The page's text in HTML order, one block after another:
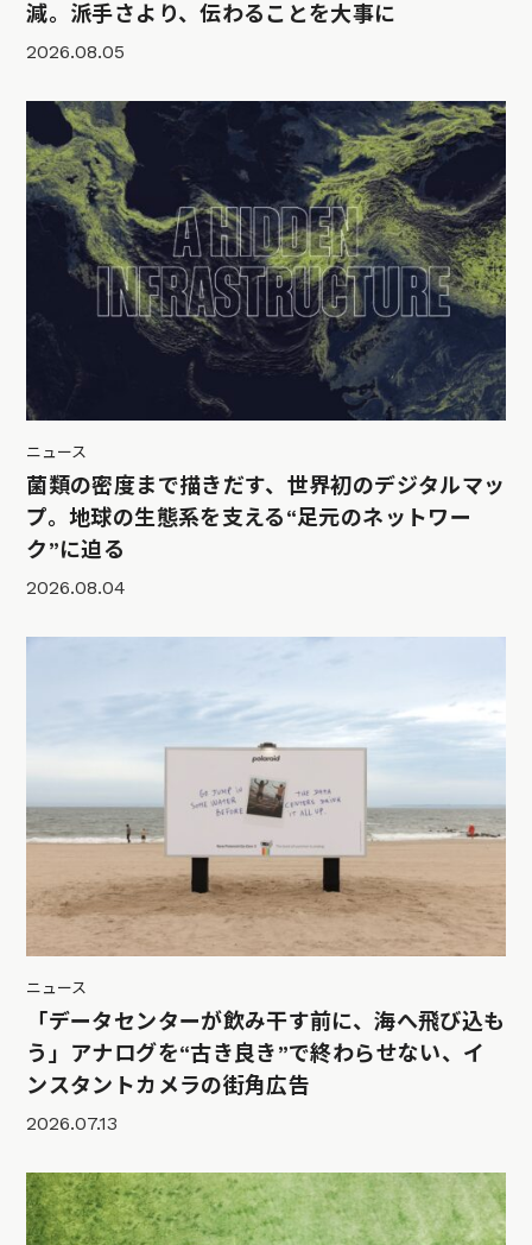
減。派手さより、伝わることを大事に
2026.08.05
ニュース
菌類の密度まで描きだす、世界初のデジタルマッ
プ。地球の生態系を支える“足元のネットワー
ク”に迫る
2026.08.04
ニュース
「データセンターが飲み干す前に、海へ飛び込も
う」アナログを“古き良き”で終わらせない、イ
ンスタントカメラの街角広告
2026.07.13